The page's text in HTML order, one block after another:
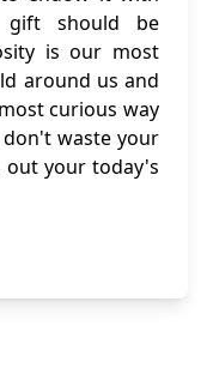
should be
is our most
around us and
curious way
waste your
out your today's